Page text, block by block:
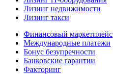
Лизинг недвижимости
Лизинг такси
Финансовый маркетплейс
Международные платежи
Бонус безупречности
Банковские гарантии
Факторинг